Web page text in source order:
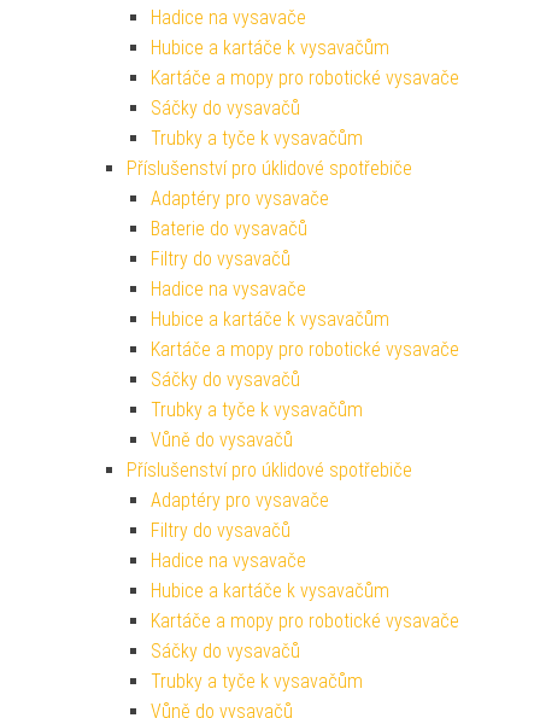
Hadice na vysavače
Hubice a kartáče k vysavačům
Kartáče a mopy pro robotické vysavače
Sáčky do vysavačů
Trubky a tyče k vysavačům
Příslušenství pro úklidové spotřebiče
Adaptéry pro vysavače
Baterie do vysavačů
Filtry do vysavačů
Hadice na vysavače
Hubice a kartáče k vysavačům
Kartáče a mopy pro robotické vysavače
Sáčky do vysavačů
Trubky a tyče k vysavačům
Vůně do vysavačů
Příslušenství pro úklidové spotřebiče
Adaptéry pro vysavače
Filtry do vysavačů
Hadice na vysavače
Hubice a kartáče k vysavačům
Kartáče a mopy pro robotické vysavače
Sáčky do vysavačů
Trubky a tyče k vysavačům
Vůně do vysavačů